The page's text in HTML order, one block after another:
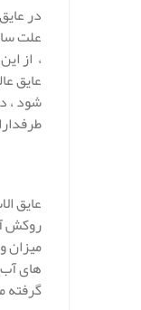
در
علت
، از
عایق
شود ،
عایق
روکش
میزان
های